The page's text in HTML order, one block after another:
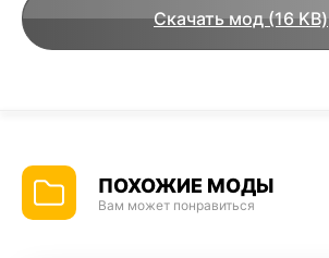
Скачать мод (16 KB)
ПОХОЖИЕ МОДЫ
Вам может понравиться